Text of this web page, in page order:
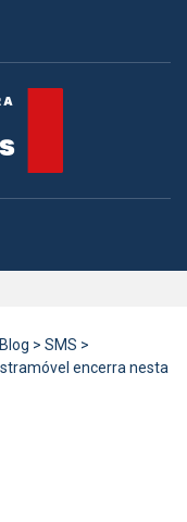
Blog > SMS >
encerra nesta